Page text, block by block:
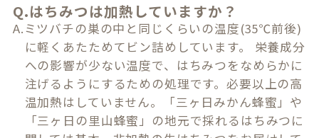
Q.はちみつは加熱していますか？
A.ミツバチの巣の中と同じくらいの温度(35℃前後)
に軽くあたためてビン詰めしています。 栄養成分
への影響が少ない温度で、はちみつをなめらかに
注げるようにするための処理です。必要以上の高
温加熱はしていません。「三ヶ日みかん蜂蜜」や
「三ヶ日の里山蜂蜜」の地元で採れるはちみつに